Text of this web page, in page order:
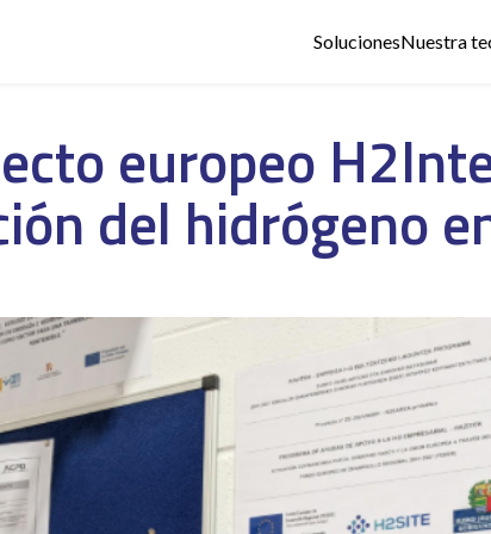
SolucionesNuestra
europeo
del hidrógeno